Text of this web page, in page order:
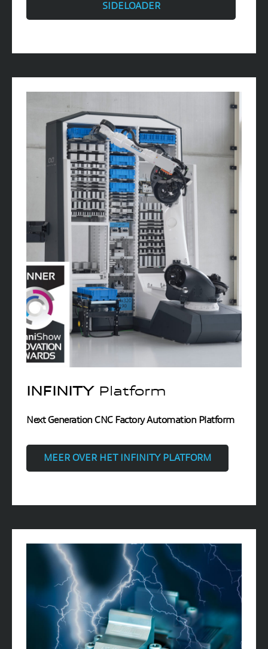
SIDELOADER
INFINITYPlatform
Next Generation CNC Factory Automation Platform
MEER OVER HET INFINITY PLATFORM